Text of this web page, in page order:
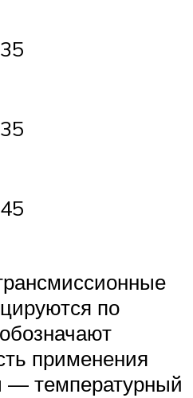
по
применения
— температурный